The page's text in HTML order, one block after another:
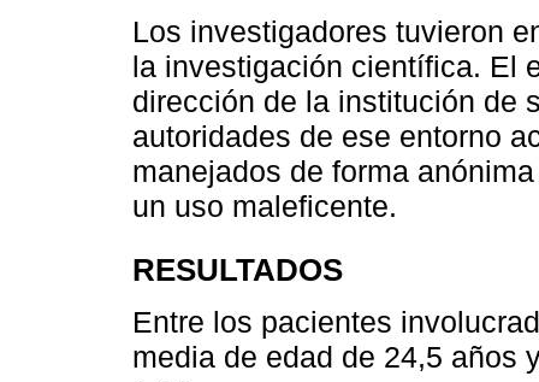
Los investigadores tuvieron
la investigación científica. El
dirección de la institución de
autoridades de ese entorno
manejados de forma
un uso maleficente.
RESULTADOS
Entre los pacientes
media de edad de 24,5 años